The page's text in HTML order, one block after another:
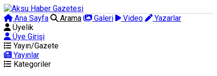
Ana Sayfa Arama Galeri Video
Yazarlar
Üyelik
Üye Girişi
Yayın/Gazete
Yayınlar
Kategoriler